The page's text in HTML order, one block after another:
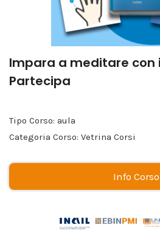
Impara a meditare con
Partecipa
Tipo Corso: aula
Categoria Corso: Vetrina Corsi
Info Corso